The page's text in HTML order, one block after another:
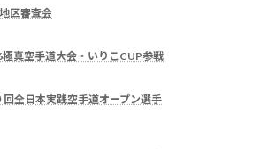
区審査会
真空手道大会・いりこCUP参戦
全日本実践空手道オープン選手